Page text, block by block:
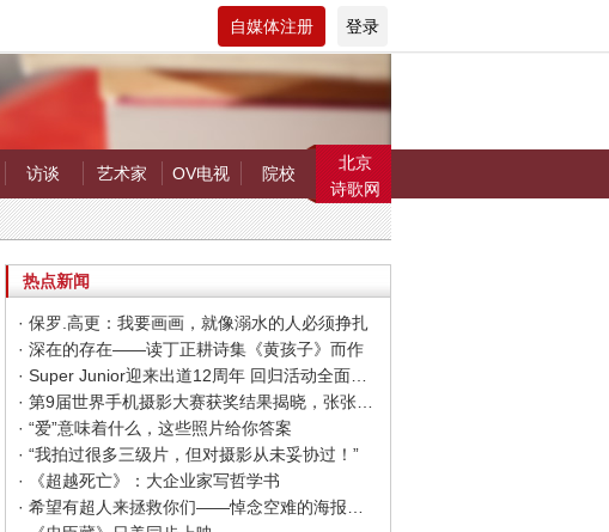
自媒体注册 登录
访谈 艺术家 OV电视 院校
北京
诗歌网
热点新闻
· 保罗.高更：我要画画，就像溺水的人必须挣扎
· 深在的存在——读丁正耕诗集《黄孩子》而作
· Super Junior迎来出道12周年 回归活动全面启动
· 第9届世界手机摄影大赛获奖结果揭晓，张张惊艳你的视觉！
· “爱”意味着什么，这些照片给你答案
· “我拍过很多三级片，但对摄影从未妥协过！”
· 《超越死亡》：大企业家写哲学书